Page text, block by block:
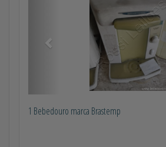
1 Bebedouro marca Brastemp